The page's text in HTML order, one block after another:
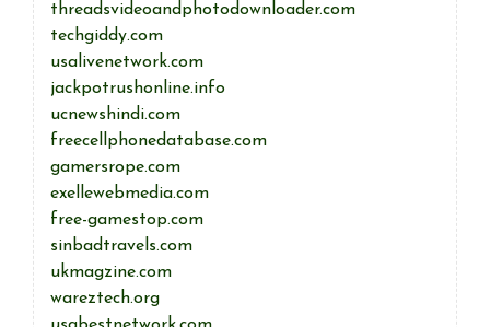
threadsvideoandphotodownloader.com
techgiddy.com
usalivenetwork.com
jackpotrushonline.info
ucnewshindi.com
freecellphonedatabase.com
gamersrope.com
exellewebmedia.com
free-gamestop.com
sinbadtravels.com
ukmagzine.com
wareztech.org